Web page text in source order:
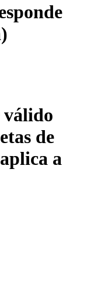
válido
de
a